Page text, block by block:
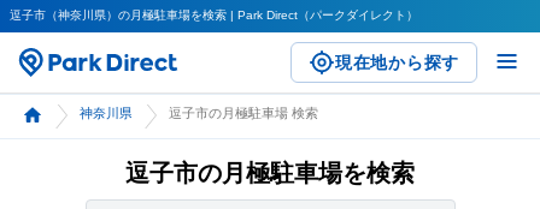
逗子市（神奈川県）の月極駐車場を検索 | Park Direct（パークダイレクト）
現在地から探す
神奈川県 逗子市の月極駐車場 検索
逗子市の月極駐車場を検索